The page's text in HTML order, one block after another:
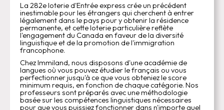
La 282e loterie d'Entrée express crée un précédent
inestimable pour les étrangers qui cherchent à entrer
légalement dans le pays pour y obtenir la résidence
permanente, et cette loterie particulière reflète
l'engagement du Canada en faveur de la diversité
linguistique et de la promotion de l'immigration
francophone.
Chez Immiland, nous disposons d'une académie de
langues où vous pouvez étudier le français ou vous
perfectionner jusqu'à ce que vous obteniez le score
minimum requis, en fonction de chaque catégorie. Nos
professeurs sont préparés avec une méthodologie
basée sur les compétences linguistiques nécessaires
pour que vous puissiez fonctionner dans n'importe quel